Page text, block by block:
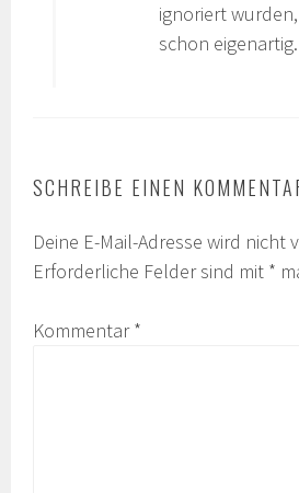
ignoriert
schon eigenartig.
SCHREIBE EINEN
Deine E-Mail-Adresse wird nicht
Erforderliche Felder sind mit *
Kommentar*